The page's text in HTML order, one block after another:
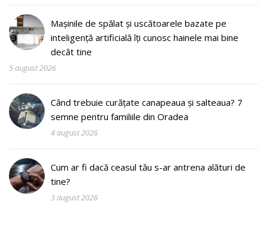
Mașinile de spălat și uscătoarele bazate pe
inteligență artificială îți cunosc hainele mai bine
decât tine
5 august 2026
Când trebuie curățate canapeaua și salteaua? 7
semne pentru familiile din Oradea
4 august 2026
Cum ar fi dacă ceasul tău s-ar antrena alături de
tine?
3 august 2026